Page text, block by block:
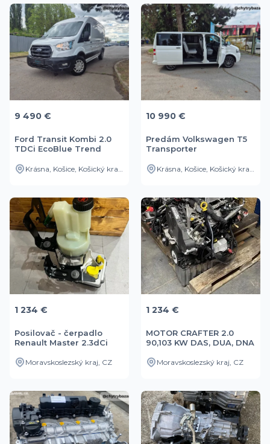
9 490 €
Ford Transit Kombi 2.0
TDCi EcoBlue Trend
10 990 €
Predám Volkswagen T5
Transporter
1 234 €
Posilovač - čerpadlo
Renault Master 2.3dCi
Moravskoslezský kraj, CZ
1 234 €
MOTOR CRAFTER 2.0
90,103 KW DAS, DUA, DNA
Moravskoslezský kraj, CZ